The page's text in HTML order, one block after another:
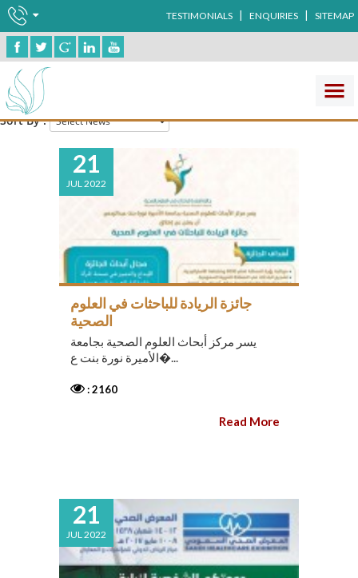
TESTIMONIALS ENQUIRIES SITEMAP
News
Sort By :
21
JUL 2022
جائزة الريادة للباحثات في العلوم
الصحية
يسر مركز أبحاث العلوم الصحية بجامعة
الأميرة نورة بنت ع�...
: 2160
Read More
21
JUL 2022